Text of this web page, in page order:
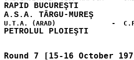
RAPID BUCUREŞTI
A.S.A. TÂRGU-MUREŞ